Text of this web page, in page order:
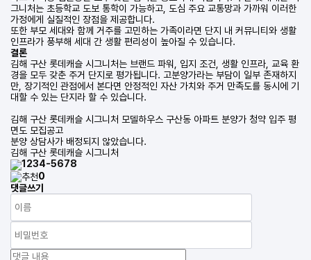
그니처는 초등학교 도보 통학이 가능하고, 도심 주요 교통망과 가까워 이러한
가정에게 실질적인 장점을 제공합니다.
또한 부모 세대와 함께 거주를 고민하는 가족이라면 단지 내 커뮤니티와 생활
인프라가 풍부해 세대 간 생활 편리성이 높아질 수 있습니다.
결론
김해 구산 롯데캐슬 시그니처는 브랜드 파워, 입지 조건, 생활 인프라, 교육 환
경을 모두 갖춘 주거 단지로 평가됩니다. 고분양가라는 부담이 일부 존재하지
만, 장기적인 관점에서 본다면 안정적인 자산 가치와 주거 만족도를 동시에 기
대할 수 있는 단지라 할 수 있습니다.
김해 구산 롯데캐슬 시그니처 모델하우스 구산동 아파트 분양가 청약 입주 평
면도 모집공고
분양 상담사가 배정되지 않았습니다.
김해 구산 롯데캐슬 시그니처
1234-5678
0
댓글쓰기